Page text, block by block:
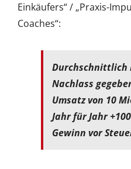
Einkäufers“ / „Praxis-
Coaches“:
Durchschnittlich
Nachlass
Umsatz von 10
Jahr für Jahr
Gewinn vor